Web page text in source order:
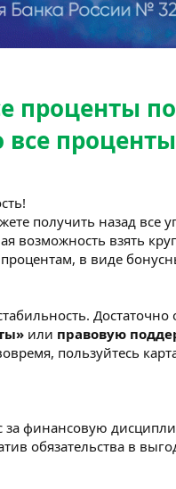
проценты
получить назад все
возможность взять
в виде
или правовую
пользуйтесь
финансовую
обязательства в